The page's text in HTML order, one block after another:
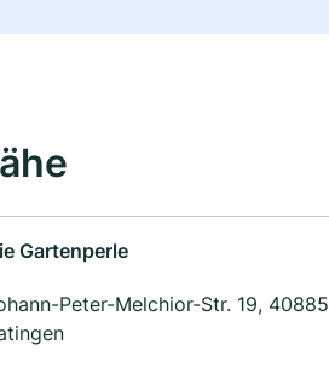
Gartenperle
Peter-Melchior-Str. 19, 40885